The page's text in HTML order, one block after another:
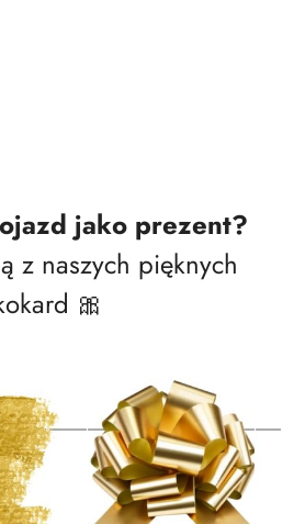
jako prezent?
z naszych pięknych
🎀